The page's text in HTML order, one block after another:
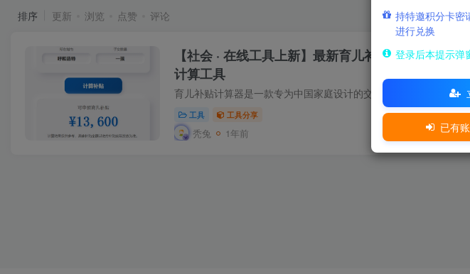
排序 更新 浏览 点赞 评论
【社会 · 在线工具上新】最新育儿补贴详解及补贴
计算工具
育儿补贴计算器是一款专为中国家庭设计的交互式工具，帮助父母快速估算可申领的育儿补贴金额。该工具支持全国及五个省会城市（呼和浩特、济南、合肥、银川、广州）的差异化补贴政策，覆盖一孩至...
工具 工具分享
秃兔 1年前 450 13
持特邀积分卡密
进行兑换
登录后本提示弹
已有